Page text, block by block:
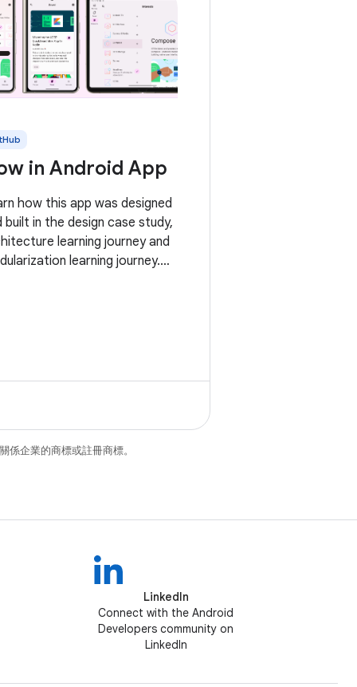
in Android App
how this app was designed
built in the design case study,
learning journey and
learning journey.
企業的商標或註冊商標。
LinkedIn
Connect with the Android
Developers community on
LinkedIn